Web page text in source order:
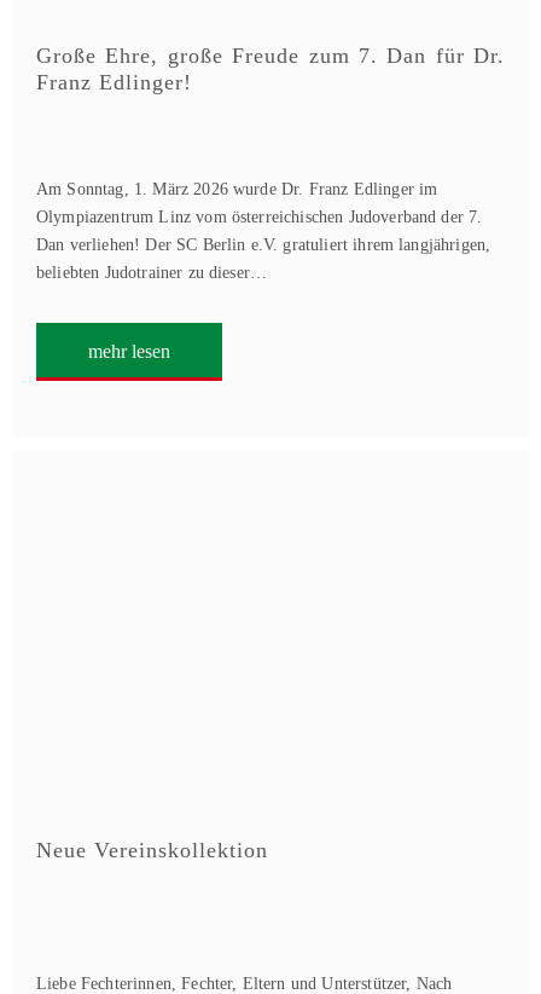
Große Ehre, große Freude zum 7. Dan für Dr.
Franz Edlinger!
Am Sonntag, 1. März 2026 wurde Dr. Franz Edlinger im
Olympiazentrum Linz vom österreichischen Judoverband der 7.
Dan verliehen! Der SC Berlin e.V. gratuliert ihrem langjährigen,
beliebten Judotrainer zu dieser…
mehr lesen
Neue Vereinskollektion
Liebe Fechterinnen, Fechter, Eltern und Unterstützer, Nach